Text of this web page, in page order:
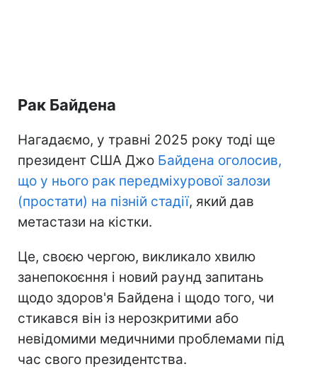
Рак Байдена
Нагадаємо, у травні 2025 року тоді ще
президент США Джо Байдена оголосив,
що у нього рак передміхурової залози
(простати) на пізній стадії, який дав
метастази на кістки.
Це, своєю чергою, викликало хвилю
занепокоєння і новий раунд запитань
щодо здоров'я Байдена і щодо того, чи
стикався він із нерозкритими або
невідомими медичними проблемами під
час свого президентства.